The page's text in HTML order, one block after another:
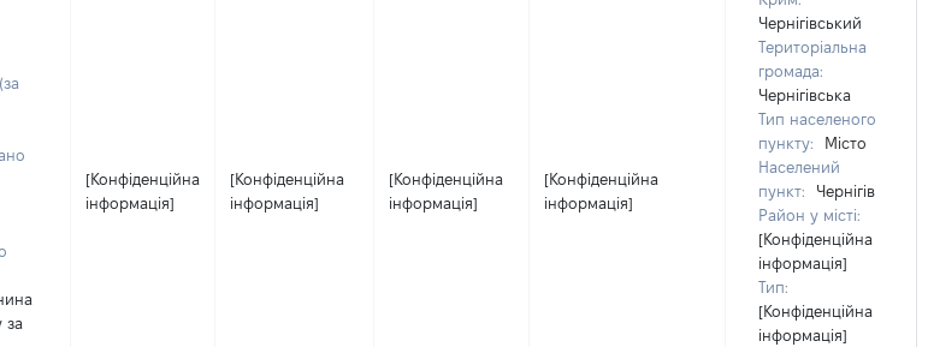
за
[Конфіденційна
інформація]
[Конфіденційна
інформація]
[Конфіденційна
інформація]
[Конфіденційна
інформація]
Чернігівський
Територіальна
громада:
Чернігівська
Тип населеного
пункту:
Місто
Населений
пункт:
Чернігів
Район у місті:
[Конфіденційна
інформація]
Тип:
[Конфіденційна
інформація]